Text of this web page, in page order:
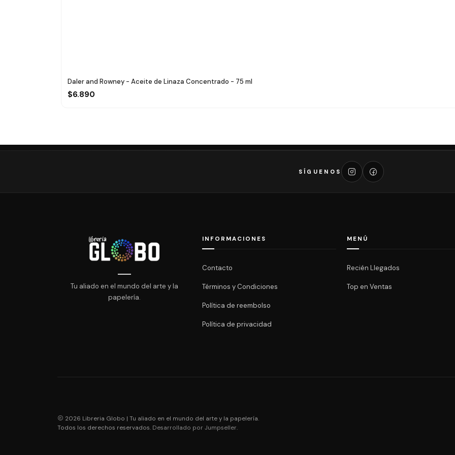
Daler and Rowney - Aceite de Linaza Concentrado - 75 ml
$6.890
SÍGUENOS
Tu aliado en el mundo del arte y la
papelería.
INFORMACIONES
Contacto
Términos y Condiciones
Política de reembolso
Política de privacidad
MENÚ
Recién Llegados
Top en Ventas
2026 Libreria Globo | Tu aliado en el mundo del arte y la papelería.
Todos los derechos reservados. Desarrollado por Jumpseller.